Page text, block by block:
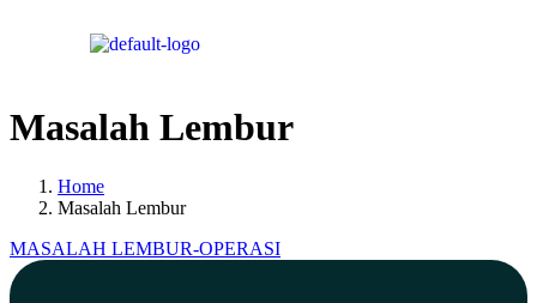
Masalah Lembur
Home
Masalah Lembur
MASALAH LEMBUR-OPERASI